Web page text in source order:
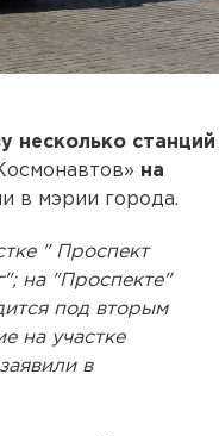
несколько станций
на
в мэрии города.
" Проспект
на "Проспекте"
под вторым
на участке
в